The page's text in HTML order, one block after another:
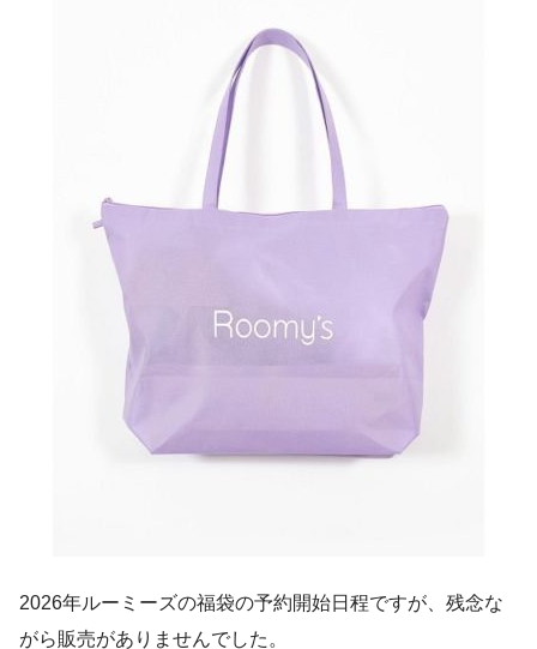
2026年ルーミーズの福袋の予約開始日程ですが、残念な
がら販売がありませんでした。